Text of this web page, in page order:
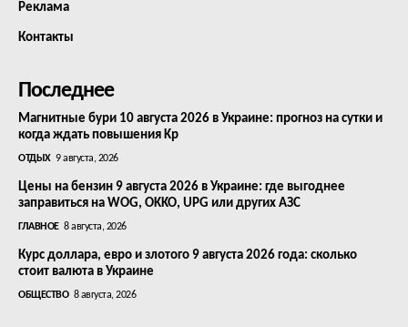
Реклама
Контакты
Последнее
Магнитные бури 10 августа 2026 в Украине: прогноз на сутки и
когда ждать повышения Kp
ОТДЫХ 9 августа, 2026
Цены на бензин 9 августа 2026 в Украине: где выгоднее
заправиться на WOG, OKKO, UPG или других АЗС
ГЛАВНОЕ 8 августа, 2026
Курс доллара, евро и злотого 9 августа 2026 года: сколько
стоит валюта в Украине
ОБЩЕСТВО 8 августа, 2026